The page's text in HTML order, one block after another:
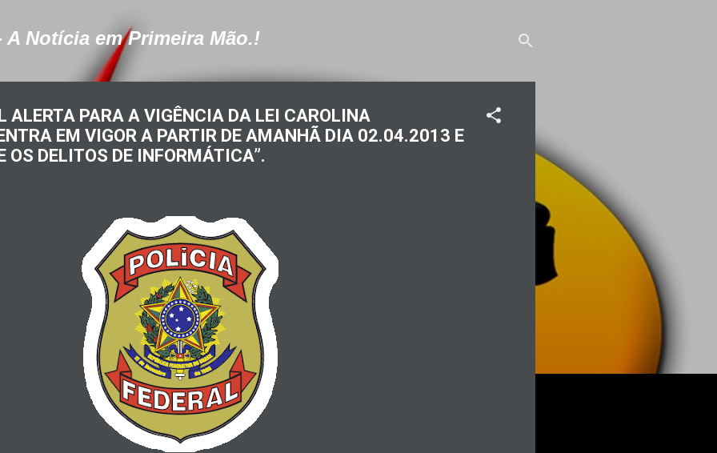
A Notícia em Primeira Mão.!
ALERTA PARA A VIGÊNCIA DA LEI CAROLINA
EM VIGOR A PARTIR DE AMANHÃ DIA 02.04.2013 E
OS DELITOS DE INFORMÁTICA”.